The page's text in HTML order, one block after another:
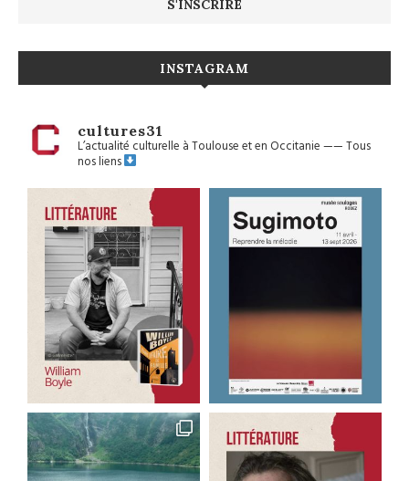
INSTAGRAM
cultures31
L’actualité culturelle à Toulouse et en Occitanie——Tous
nos liens